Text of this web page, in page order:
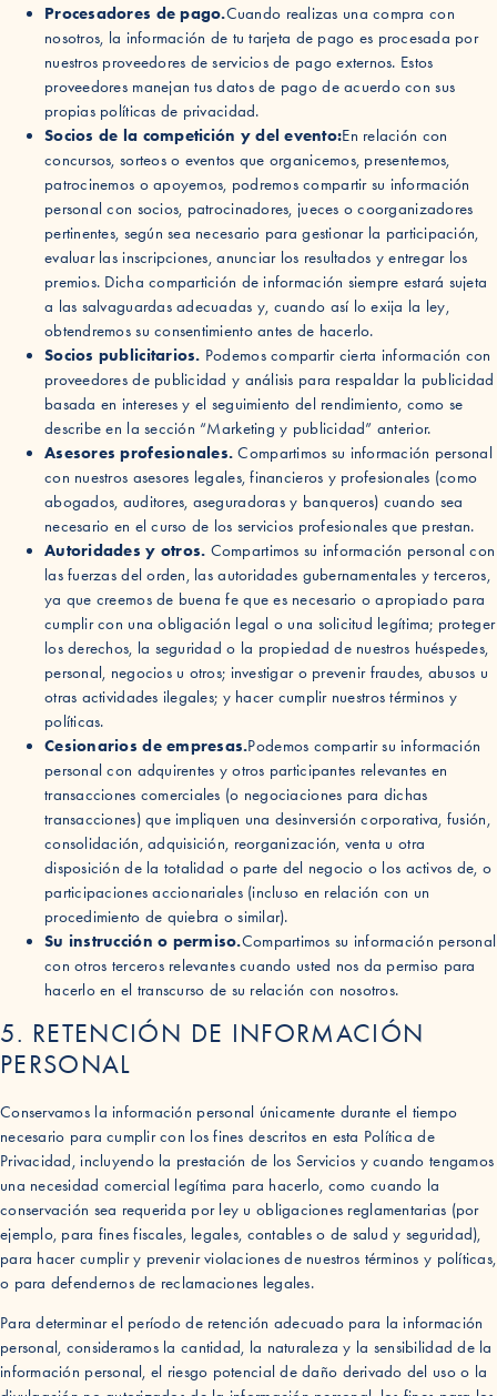
Procesadores de pago.Cuando realizas una compra con
nosotros, la información de tu tarjeta de pago es procesada por
nuestros proveedores de servicios de pago externos. Estos
proveedores manejan tus datos de pago de acuerdo con sus
propias políticas de privacidad.
Socios de la competición y del evento:En relación con
concursos, sorteos o eventos que organicemos, presentemos,
patrocinemos o apoyemos, podremos compartir su información
personal con socios, patrocinadores, jueces o coorganizadores
pertinentes, según sea necesario para gestionar la participación,
evaluar las inscripciones, anunciar los resultados y entregar los
premios. Dicha compartición de información siempre estará sujeta
a las salvaguardas adecuadas y, cuando así lo exija la ley,
obtendremos su consentimiento antes de hacerlo.
Socios publicitarios. Podemos compartir cierta información con
proveedores de publicidad y análisis para respaldar la publicidad
basada en intereses y el seguimiento del rendimiento, como se
describe en la sección “Marketing y publicidad” anterior.
Asesores profesionales.Compartimos su información personal
con nuestros asesores legales, financieros y profesionales (como
abogados, auditores, aseguradoras y banqueros) cuando sea
necesario en el curso de los servicios profesionales que prestan.
Autoridades y otros. Compartimos su información personal con
las fuerzas del orden, las autoridades gubernamentales y terceros,
ya que creemos de buena fe que es necesario o apropiado para
cumplir con una obligación legal o una solicitud legítima; proteger
los derechos, la seguridad o la propiedad de nuestros huéspedes,
personal, negocios u otros; investigar o prevenir fraudes, abusos u
otras actividades ilegales; y hacer cumplir nuestros términos y
políticas.
Cesionarios de empresas.Podemos compartir su información
personal con adquirentes y otros participantes relevantes en
transacciones comerciales (o negociaciones para dichas
transacciones) que impliquen una desinversión corporativa, fusión,
consolidación, adquisición, reorganización, venta u otra
disposición de la totalidad o parte del negocio o los activos de, o
participaciones accionariales (incluso en relación con un
procedimiento de quiebra o similar).
Su instrucción o permiso.Compartimos su información personal
con otros terceros relevantes cuando usted nos da permiso para
hacerlo en el transcurso de su relación con nosotros.
5. RETENCIÓN DE INFORMACIÓN
PERSONAL
Conservamos la información personal únicamente durante el tiempo
necesario para cumplir con los fines descritos en esta Política de
Privacidad, incluyendo la prestación de los Servicios y cuando tengamos
una necesidad comercial legítima para hacerlo, como cuando la
conservación sea requerida por ley u obligaciones reglamentarias (por
ejemplo, para fines fiscales, legales, contables o de salud y seguridad),
para hacer cumplir y prevenir violaciones de nuestros términos y políticas,
o para defendernos de reclamaciones legales.
Para determinar el período de retención adecuado para la información
personal, consideramos la cantidad, la naturaleza y la sensibilidad de la
información personal, el riesgo potencial de daño derivado del uso o la